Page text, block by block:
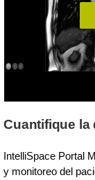
Cuantifique la
IntelliSpace Portal
y monitoreo del